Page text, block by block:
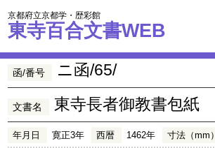
京都府立京都学・歴彩館
東寺百合文書WEB
函/番号 ニ函/65/
文書名 東寺長者御教書包紙
年月日 寛正3年 西暦 1462年 寸法（mm）